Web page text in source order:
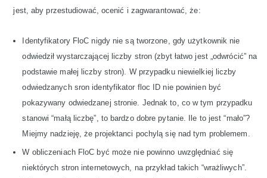
jest, aby przestudiować, ocenić i zagwarantować, że:
Identyfikatory FloC nigdy nie są tworzone, gdy użytkownik nie
odwiedził wystarczającej liczby stron (zbyt łatwo jest „odwrócić” na
podstawie małej liczby stron). W przypadku niewielkiej liczby
odwiedzanych sron identyfikator floc ID nie powinien być
pokazywany odwiedzanej stronie. Jednak to, co w tym przypadku
stanowi “małą liczbę”, to bardzo dobre pytanie. Ile to jest “mało”?
Miejmy nadzieję, że projektanci pochylą się nad tym problemem.
W obliczeniach FloC być może nie powinno uwzględniać się
niektórych stron internetowych, na przykład takich “wrażliwych”.